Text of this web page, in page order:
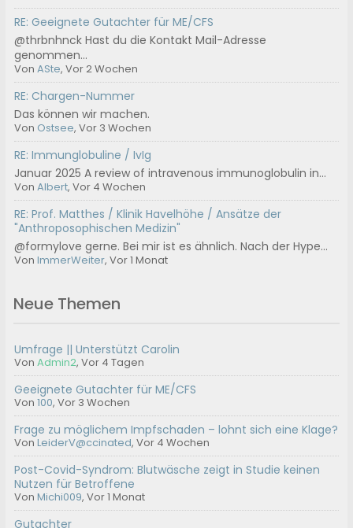
RE: Geeignete Gutachter für ME/CFS
@thrbnhnck Hast du die Kontakt Mail-Adresse
genommen...
VonASte, Vor 2 Wochen
RE: Chargen-Nummer
Das können wir machen.
Von Ostsee, Vor 3 Wochen
RE: Immunglobuline / IvIg
Januar 2025 A review of intravenous immunoglobulin in...
VonAlbert, Vor 4 Wochen
RE: Prof. Matthes / Klinik Havelhöhe / Ansätze der
"Anthroposophischen Medizin"
@formylove gerne. Bei mir ist es ähnlich. Nach der Hype...
VonImmerWeiter, Vor 1 Monat
Neue Themen
Umfrage || Unterstützt Carolin
VonAdmin2,Vor 4 Tagen
Geeignete Gutachter für ME/CFS
Von100,Vor 3 Wochen
Frage zu möglichem Impfschaden – lohnt sich eine Klage?
VonLeiderV@ccinated,Vor 4 Wochen
Post-Covid-Syndrom: Blutwäsche zeigt in Studie keinen
Nutzen für Betroffene
VonMichi009,Vor 1 Monat
Gutachter